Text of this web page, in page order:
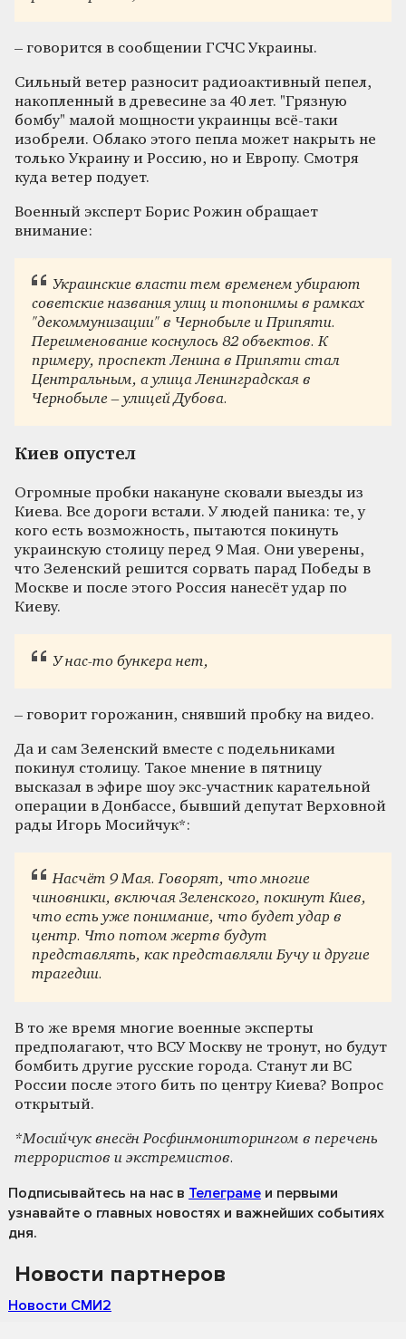
– говорится в сообщении ГСЧС Украины.
Сильный ветер разносит радиоактивный пепел,
накопленный в древесине за 40 лет. "Грязную
бомбу" малой мощности украинцы всё-таки
изобрели. Облако этого пепла может накрыть не
только Украину и Россию, но и Европу. Смотря
куда ветер подует.
Военный эксперт Борис Рожин обращает
внимание:
Украинские власти тем временем убирают
советские названия улиц и топонимы в рамках
"декоммунизации" в Чернобыле и Припяти.
Переименование коснулось 82 объектов. К
примеру, проспект Ленина в Припяти стал
Центральным, а улица Ленинградская в
Чернобыле – улицей Дубова.
Киев опустел
Огромные пробки накануне сковали выезды из
Киева. Все дороги встали. У людей паника: те, у
кого есть возможность, пытаются покинуть
украинскую столицу перед 9 Мая. Они уверены,
что Зеленский решится сорвать парад Победы в
Москве и после этого Россия нанесёт удар по
Киеву.
У нас-то бункера нет,
– говорит горожанин, снявший пробку на видео.
Да и сам Зеленский вместе с подельниками
покинул столицу. Такое мнение в пятницу
высказал в эфире шоу экс-участник карательной
операции в Донбассе, бывший депутат Верховной
рады Игорь Мосийчук*:
Насчёт 9 Мая. Говорят, что многие
чиновники, включая Зеленского, покинут Киев,
что есть уже понимание, что будет удар в
центр. Что потом жертв будут
представлять, как представляли Бучу и другие
трагедии.
В то же время многие военные эксперты
предполагают, что ВСУ Москву не тронут, но будут
бомбить другие русские города. Станут ли ВС
России после этого бить по центру Киева? Вопрос
открытый.
*Мосийчук внесён Росфинмониторингом в перечень
террористов и экстремистов.
Подписывайтесь на нас в Телеграме и первыми
узнавайте о главных новостях и важнейших событиях
дня.
Новости партнеров
Новости СМИ2